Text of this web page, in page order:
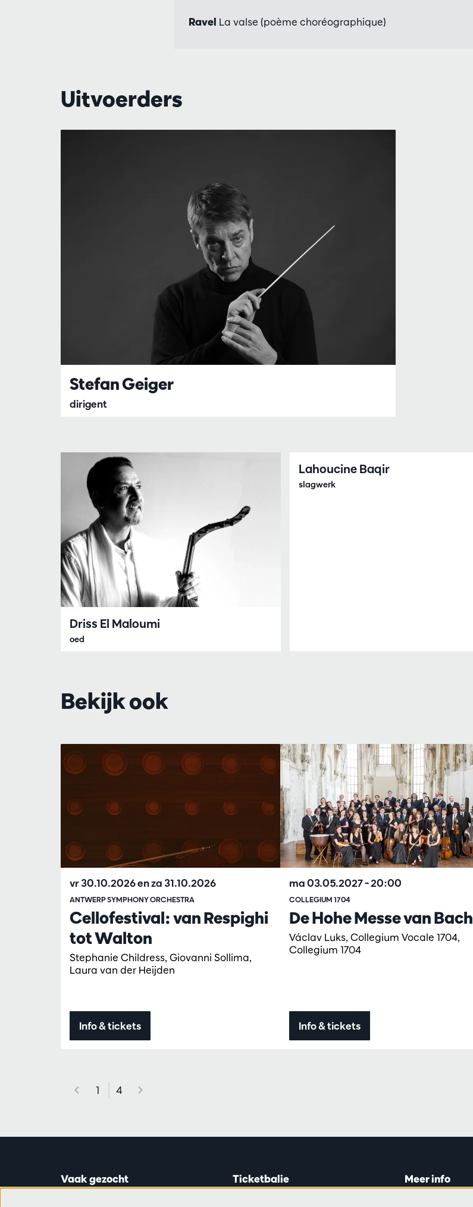
Ravel La valse (poème choréographique)
Uitvoerders
Stefan Geiger
dirigent
Driss El Maloumi
oed
Lahoucine Baqir
slagwerk
Bekijk ook
Cellofestival: van Respighi
tot Walton
Stephanie Childress, Giovanni Sollima,
Laura van der Heijden
ANTWERP SYMPHONY ORCHESTRA
vr 30.10.2026enza 31.10.2026
Info & tickets
De Hohe Messe van Bach
Václav Luks, Collegium Vocale 1704,
Collegium 1704
COLLEGIUM 1704
ma 03.05.2027– 20:00
Info & tickets
1 4
Vaak gezocht Ticketbalie Meer info